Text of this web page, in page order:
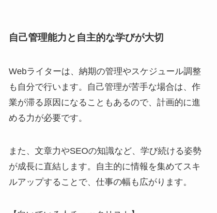
自己管理能力と自主的な学びが大切
Webライターは、納期の管理やスケジュール調整
も自分で行います。自己管理が苦手な場合は、作
業が滞る原因になることもあるので、計画的に進
める力が必要です。
また、文章力やSEOの知識など、学び続ける姿勢
が成長に直結します。自主的に情報を集めてスキ
ルアップすることで、仕事の幅も広がります。